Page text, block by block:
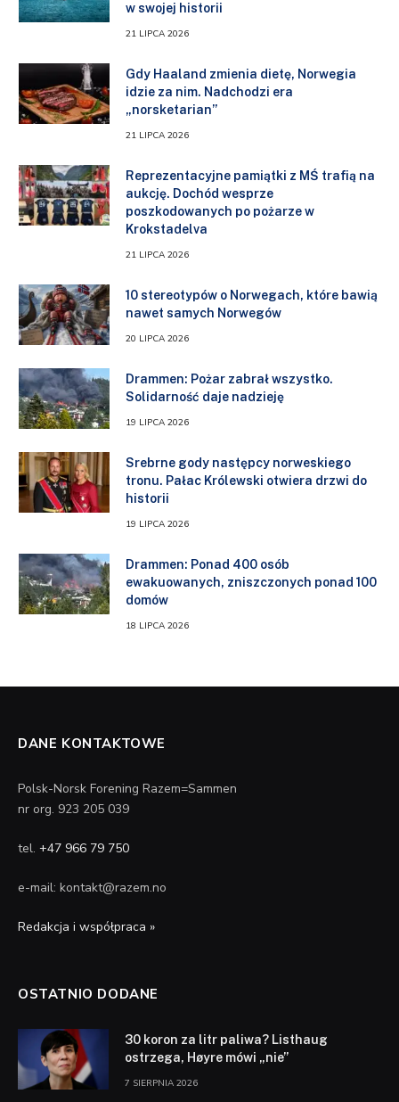
w swojej historii
21 LIPCA 2026
Gdy Haaland zmienia dietę, Norwegia
idzie za nim. Nadchodzi era
„norsketarian”
21 LIPCA 2026
Reprezentacyjne pamiątki z MŚ trafią na
aukcję. Dochód wesprze
poszkodowanych po pożarze w
Krokstadelva
21 LIPCA 2026
10 stereotypów o Norwegach, które bawią
nawet samych Norwegów
20 LIPCA 2026
Drammen: Pożar zabrał wszystko.
Solidarność daje nadzieję
19 LIPCA 2026
Srebrne gody następcy norweskiego
tronu. Pałac Królewski otwiera drzwi do
historii
19 LIPCA 2026
Drammen: Ponad 400 osób
ewakuowanych, zniszczonych ponad 100
domów
18 LIPCA 2026
DANE KONTAKTOWE
Polsk-Norsk Forening Razem=Sammen
nr org. 923 205 039
tel. +47 966 79 750
e-mail: kontakt@razem.no
Redakcja i współpraca »
OSTATNIO DODANE
30 koron za litr paliwa? Listhaug
ostrzega, Høyre mówi „nie”
7 SIERPNIA 2026